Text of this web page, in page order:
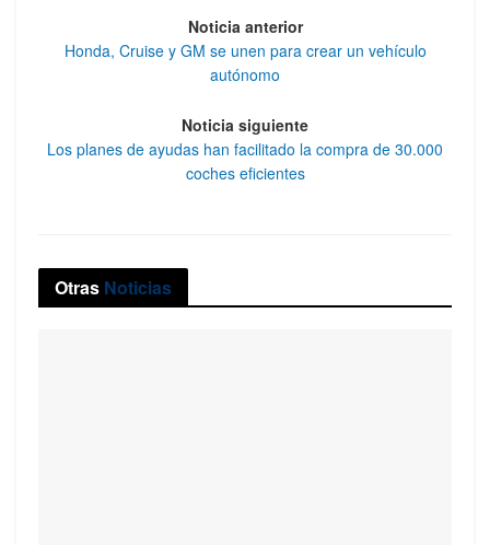
Noticia anterior
Honda, Cruise y GM se unen para crear un vehículo
autónomo
Noticia siguiente
Los planes de ayudas han facilitado la compra de 30.000
coches eficientes
Otras Noticias